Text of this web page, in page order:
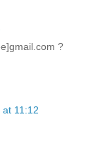
?
11:12